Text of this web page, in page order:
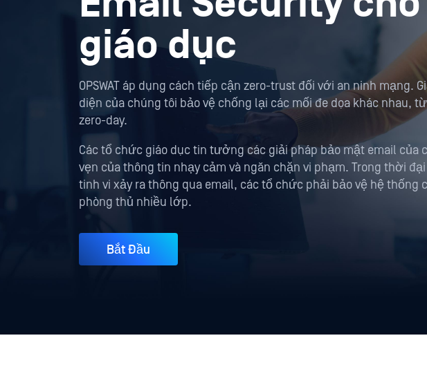
giáo dục
OPSWAT áp dụng cách tiếp cận zero-trust đối với an ninh mạng.
diện của chúng tôi bảo vệ chống lại các mối đe dọa khác nhau,
zero-day.
Các tổ chức giáo dục tin tưởng các giải pháp bảo mật email của
vẹn của thông tin nhạy cảm và ngăn chặn vi phạm. Trong thời
tinh vi xảy ra thông qua email, các tổ chức phải bảo vệ hệ thống
phòng thủ nhiều lớp.
Bắt Đầu